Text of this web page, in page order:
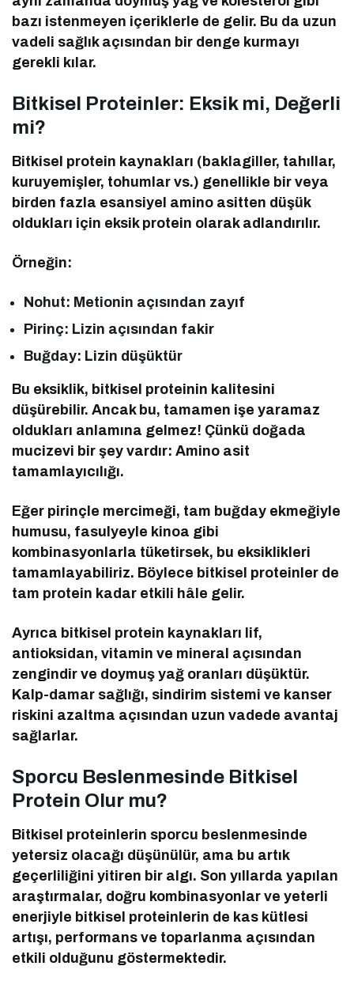
bazı istenmeyen içeriklerle de gelir. Bu da uzun
vadeli sağlık açısından bir denge kurmayı
gerekli kılar.
Bitkisel Proteinler: Eksik mi, Değerli
mi?
Bitkisel protein kaynakları (baklagiller, tahıllar,
kuruyemişler, tohumlar vs.) genellikle bir veya
birden fazla esansiyel amino asitten düşük
oldukları için eksik protein olarak adlandırılır.
Örneğin:
Nohut: Metionin açısından zayıf
Pirinç: Lizin açısından fakir
Buğday: Lizin düşüktür
Bu eksiklik, bitkisel proteinin kalitesini
düşürebilir. Ancak bu, tamamen işe yaramaz
oldukları anlamına gelmez! Çünkü doğada
mucizevi bir şey vardır: Amino asit
tamamlayıcılığı.
Eğer pirinçle mercimeği, tam buğday ekmeğiyle
humusu, fasulyeyle kinoa gibi
kombinasyonlarla tüketirsek, bu eksiklikleri
tamamlayabiliriz. Böylece bitkisel proteinler de
tam protein kadar etkili hâle gelir.
Ayrıca bitkisel protein kaynakları lif,
antioksidan, vitamin ve mineral açısından
zengindir ve doymuş yağ oranları düşüktür.
Kalp-damar sağlığı, sindirim sistemi ve kanser
riskini azaltma açısından uzun vadede avantaj
sağlarlar.
Sporcu Beslenmesinde Bitkisel
Protein Olur mu?
Bitkisel proteinlerin sporcu beslenmesinde
yetersiz olacağı düşünülür, ama bu artık
geçerliliğini yitiren bir algı. Son yıllarda yapılan
araştırmalar, doğru kombinasyonlar ve yeterli
enerjiyle bitkisel proteinlerin de kas kütlesi
artışı, performans ve toparlanma açısından
etkili olduğunu göstermektedir.